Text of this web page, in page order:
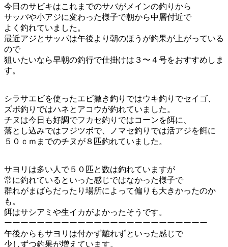
今日のサビキはこれまでのサバがメインの釣りから
サッパや小アジに変わった様子で朝から中層付近で
よく釣れていました。
最近アジとサッパは午後より朝のほうが釣果が上がっている
ので
狙いたいなら早朝の釣行で仕掛けは３〜４号をおすすめしま
す。
シラサエビを使ったエビ撒き釣りではウキ釣りでセイゴ、
ズボ釣りではハネとアコウが釣れていました。
チヌは今日も好調でフカセ釣りではコーンを餌に、
落とし込みではフジツボで、ノマセ釣りでは活アジを餌に
５０ｃｍまでのチヌが８匹釣れていました。
サヨリは多い人で５０匹と数は釣れていますが
常に釣れているといった感じではなかった様子で
群れがまばらだったり場所によって偏りも大きかったのか
も。
餌はサシアミや生イカがよかったそうです。
ーーーーーーーーーーーーーーーーーーーーーーーーー
午後からもサヨリは付かず離れずといった感じで
少しずつ釣果が増えています。